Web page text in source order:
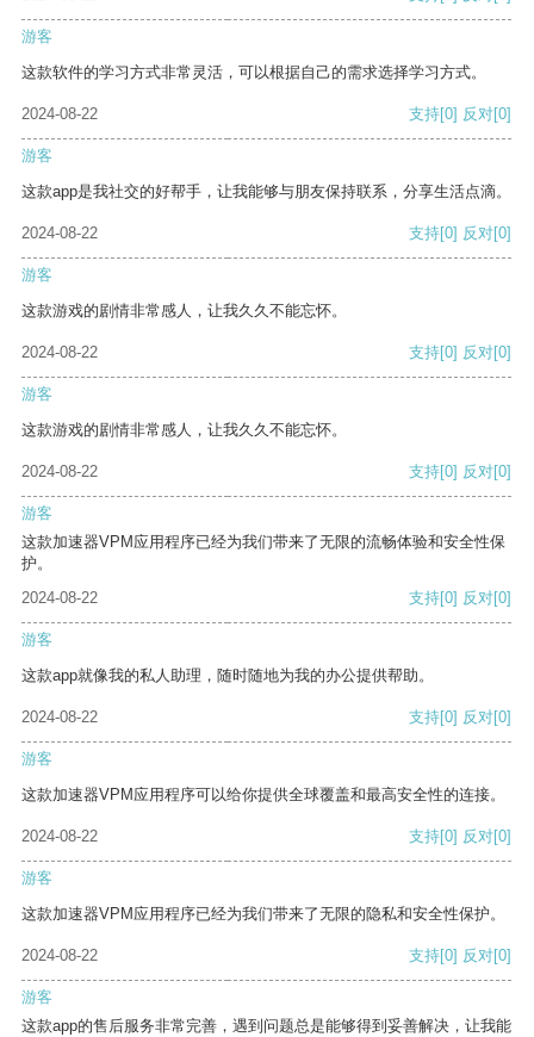
游客
这款软件的学习方式非常灵活，可以根据自己的需求选择学习方式。
2024-08-22 支持[0] 反对[0]
游客
这款app是我社交的好帮手，让我能够与朋友保持联系，分享生活点滴。
2024-08-22 支持[0] 反对[0]
游客
这款游戏的剧情非常感人，让我久久不能忘怀。
2024-08-22 支持[0] 反对[0]
游客
这款游戏的剧情非常感人，让我久久不能忘怀。
2024-08-22 支持[0] 反对[0]
游客
这款加速器VPM应用程序已经为我们带来了无限的流畅体验和安全性保
护。
2024-08-22
支持[0] 反对[0]
游客
这款app就像我的私人助理，随时随地为我的办公提供帮助。
2024-08-22 支持[0] 反对[0]
游客
这款加速器VPM应用程序可以给你提供全球覆盖和最高安全性的连接。
2024-08-22 支持[0] 反对[0]
游客
这款加速器VPM应用程序已经为我们带来了无限的隐私和安全性保护。
2024-08-22 支持[0] 反对[0]
游客
这款app的售后服务非常完善，遇到问题总是能够得到妥善解决，让我能